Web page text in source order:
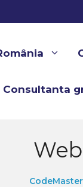
Consultanta
CodeMaster